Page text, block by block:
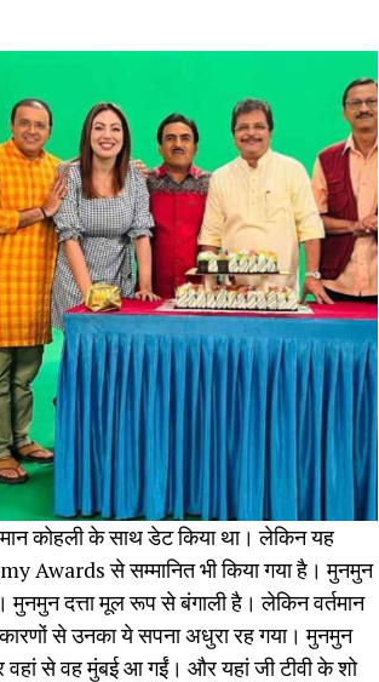
कोहली के साथ डेट किया था। लेकिन यह
Awards से सम्मानित भी किया गया है। मुनमुन
दत्ता मूल रूप से बंगाली है। लेकिन वर्तमान
से उनका ये सपना अधुरा रह गया। मुनमुन
से वह मुंबई आ गईं। और यहां जी टीवी के शो